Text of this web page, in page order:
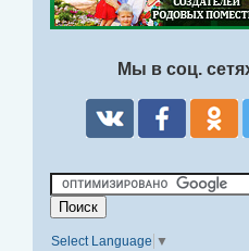
Мы в соц.
Select Language ▼